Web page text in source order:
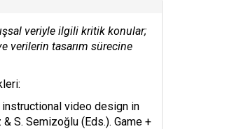
veriyle ilgili kritik konular;
verilerin tasarım sürecine
instructional video design in
& S. Semizoğlu (Eds.). Game +